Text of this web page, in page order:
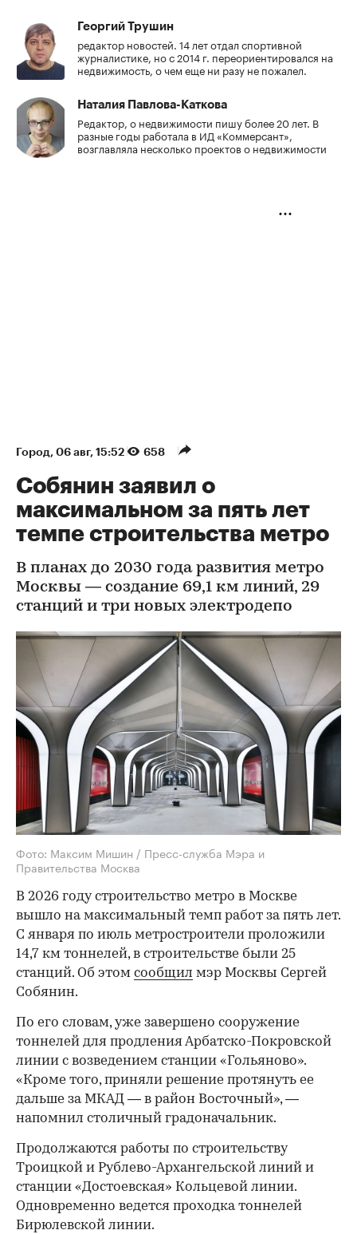
Георгий Трушин
редактор новостей. 14 лет отдал спортивной
журналистике, но с 2014 г. переориентировался на
недвижимость, о чем еще ни разу не пожалел.
Наталия Павлова-Каткова
Редактор, о недвижимости пишу более 20 лет. В
разные годы работала в ИД «Коммерсант»,
возглавляла несколько проектов о недвижимости
Город⁠, 06 авг, 15:52 658
Собянин заявил о
максимальном за пять лет
темпе строительства метро
В планах до 2030 года развития метро
Москвы — создание 69,1 км линий, 29
станций и три новых электродепо
Фото: Максим Мишин / Пресс-служба Мэра и
Правительства Москва
В 2026 году строительство метро в Москве
вышло на максимальный темп работ за пять лет.
С января по июль метростроители проложили
14,7 км тоннелей, в строительстве были 25
станций. Об этом сообщил мэр Москвы Сергей
Собянин.
По его словам, уже завершено сооружение
тоннелей для продления Арбатско-Покровской
линии с возведением станции «Гольяново».
«Кроме того, приняли решение протянуть ее
дальше за МКАД — в район Восточный», —
напомнил столичный градоначальник.
Продолжаются работы по строительству
Троицкой и Рублево-Архангельской линий и
станции «Достоевская» Кольцевой линии.
Одновременно ведется проходка тоннелей
Бирюлевской линии.